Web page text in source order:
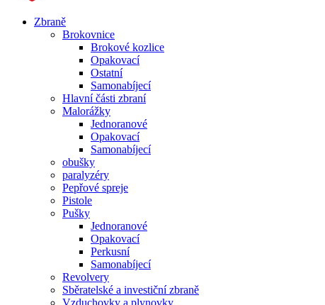
Zbraně
Brokovnice
Brokové kozlice
Opakovací
Ostatní
Samonabíjecí
Hlavní části zbraní
Malorážky
Jednoranové
Opakovací
Samonabíjecí
obušky
paralyzéry
Pepřové spreje
Pistole
Pušky
Jednoranové
Opakovací
Perkusní
Samonabíjecí
Revolvery
Sběratelské a investiční zbraně
Vzduchovky a plynovky